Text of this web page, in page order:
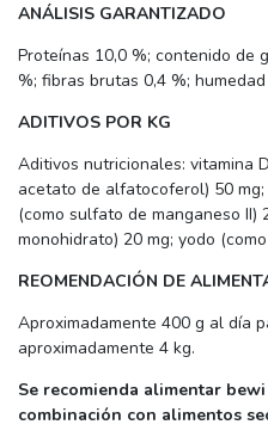
ANÁLISIS GARANTIZADO
Proteínas 10,0 %; contenido de
%; fibras brutas 0,4 %;
ADITIVOS POR KG
Aditivos nutricionales: vitamina
acetato de alfatocoferol) 50
(como sulfato de manganeso II)
monohidrato) 20 mg; yodo
REOMENDACIÓN DE
Aproximadamente 400 g al día
aproximadamente 4 kg.
Se recomienda alimentar
combinación con alimentos